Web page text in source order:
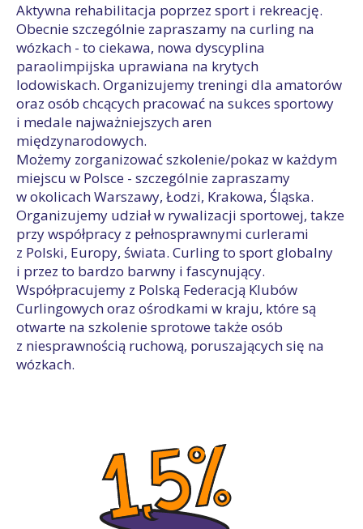
Aktywna rehabilitacja poprzez sport i rekreację.
Obecnie szczególnie zapraszamy na curling na
wózkach - to ciekawa, nowa dyscyplina
paraolimpijska uprawiana na krytych
lodowiskach. Organizujemy treningi dla amatorów
oraz osób chcących pracować na sukces sportowy
i medale najważniejszych aren
międzynarodowych.
Możemy zorganizować szkolenie/pokaz w każdym
miejscu w Polsce - szczególnie zapraszamy
w okolicach Warszawy, Łodzi, Krakowa, Śląska.
Organizujemy udział w rywalizacji sportowej, takze
przy współpracy z pełnosprawnymi curlerami
z Polski, Europy, świata. Curling to sport globalny
i przez to bardzo barwny i fascynujący.
Współpracujemy z Polską Federacją Klubów
Curlingowych oraz ośrodkami w kraju, które są
otwarte na szkolenie sprotowe także osób
z niesprawnością ruchową, poruszających się na
wózkach.